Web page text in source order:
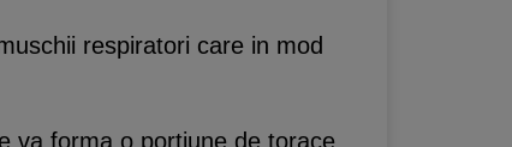
respiratori care in mod
va forma o portiune de torace